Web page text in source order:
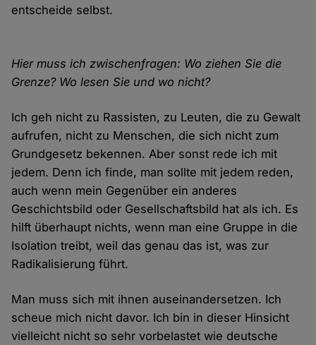
entscheide selbst.
Hier muss ich zwischenfragen: Wo ziehen Sie die
Grenze? Wo lesen Sie und wo nicht?
Ich geh nicht zu Rassisten, zu Leuten, die zu Gewalt
aufrufen, nicht zu Menschen, die sich nicht zum
Grundgesetz bekennen. Aber sonst rede ich mit
jedem. Denn ich finde, man sollte mit jedem reden,
auch wenn mein Gegenüber ein anderes
Geschichtsbild oder Gesellschaftsbild hat als ich. Es
hilft überhaupt nichts, wenn man eine Gruppe in die
Isolation treibt, weil das genau das ist, was zur
Radikalisierung führt.
Man muss sich mit ihnen auseinandersetzen. Ich
scheue mich nicht davor. Ich bin in dieser Hinsicht
vielleicht nicht so sehr vorbelastet wie deutsche